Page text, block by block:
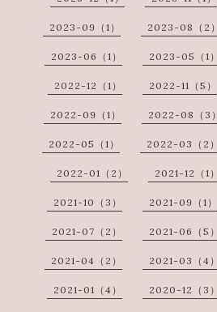
2023-09（1） 2023-08（2）
2023-06（1） 2023-05（1）
2022-12（1） 2022-11（5）
2022-09（1） 2022-08（3）
2022-05（1） 2022-03（2）
2022-01（2） 2021-12（1）
2021-10（3） 2021-09（1）
2021-07（2） 2021-06（5）
2021-04（2） 2021-03（4）
2021-01（4） 2020-12（3）